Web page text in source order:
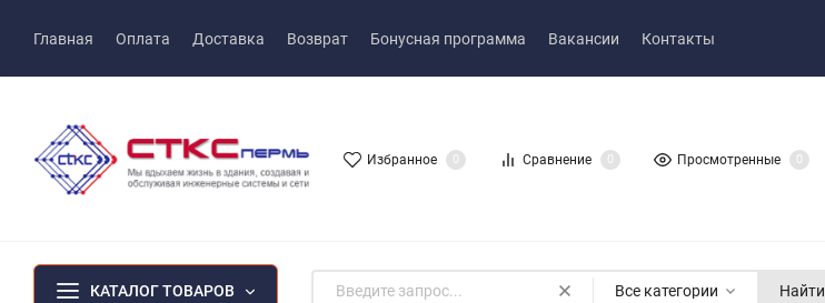
Главная Оплата Доставка Возврат Бонусная программа Вакансии Контакты
Избранное 0 Сравнение 0 Просмотренные 0
КАТАЛОГ ТОВАРОВ Все категории Найти